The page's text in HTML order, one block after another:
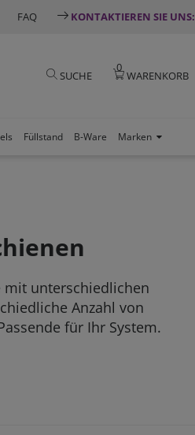
FAQ KONTAKTIEREN SIE UNS:
SUCHE
0
WARENKORB
Füllstand B-Ware Marken
mit unterschiedlichen
Anzahl von
für Ihr System.